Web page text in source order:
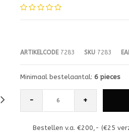
ARTIKELCODE7283 SKU7283
Minimaal bestelaantal: 6 pieces
- +
Bestellen v.a. €200,- (€25